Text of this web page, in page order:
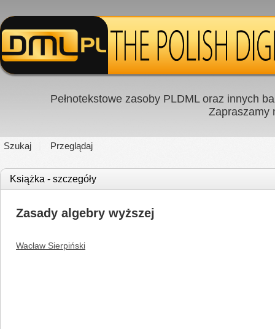
Pełnotekstowe zasoby PLDML oraz innych
Zapraszamy
Szukaj Przeglądaj
Książka - szczegóły
Zasady algebry wyższej
Wacław Sierpiński